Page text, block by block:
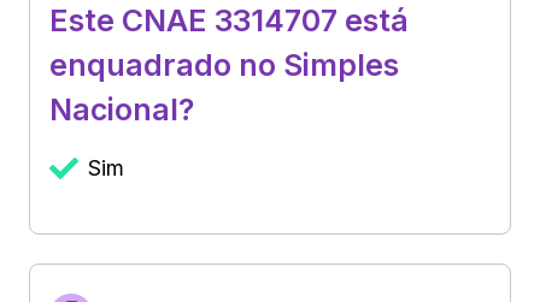
Este CNAE 3314707 está
enquadrado no Simples
Nacional?
Sim